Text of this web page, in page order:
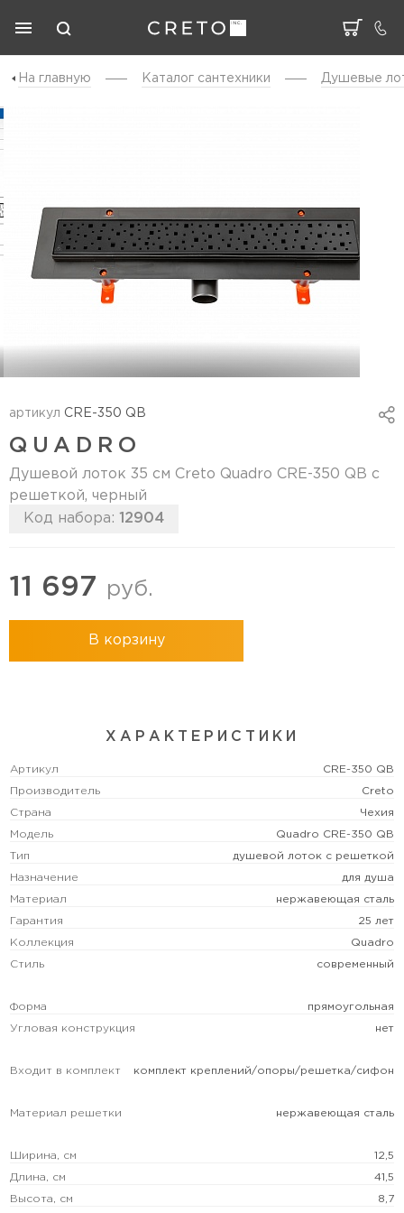
На главную Каталог cантехники Душевые
артикул CRE-350 QB
QUADRO
Душевой лоток 35 см Creto Quadro CRE-350 QB с
решеткой, черный
Код набора: 12904
11 697 руб.
В корзину
ХАРАКТЕРИСТИКИ
Артикул CRE-350 QB
Производитель Creto
Страна Чехия
Модель Quadro CRE-350 QB
Тип душевой лоток с решеткой
Назначение для душа
Материал нержавеющая сталь
Гарантия 25 лет
Коллекция Quadro
Стиль современный
Форма прямоугольная
Угловая конструкция нет
Входит в комплект комплект креплений/опоры/решетка/сифон
Материал решетки нержавеющая сталь
Ширина, см 12,5
Длина, см 41,5
Высота, см 8,7